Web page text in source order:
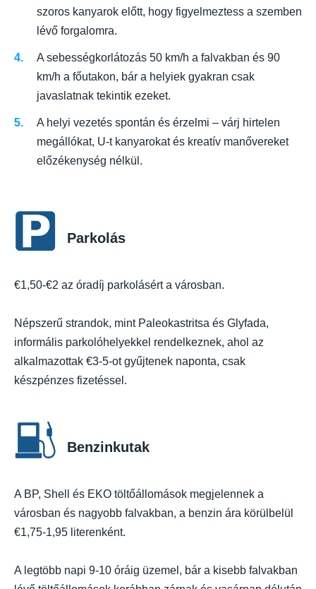
szoros kanyarok előtt, hogy figyelmeztess a szemben
lévő forgalomra.
A sebességkorlátozás 50 km/h a falvakban és 90
km/h a főutakon, bár a helyiek gyakran csak
javaslatnak tekintik ezeket.
A helyi vezetés spontán és érzelmi – várj hirtelen
megállókat, U-t kanyarokat és kreatív manővereket
előzékenység nélkül.
Parkolás
€1,50-€2 az óradíj parkolásért a városban.
Népszerű strandok, mint Paleokastritsa és Glyfada,
informális parkolóhelyekkel rendelkeznek, ahol az
alkalmazottak €3-5-ot gyűjtenek naponta, csak
készpénzes fizetéssel.
Benzinkutak
A BP, Shell és EKO töltőállomások megjelennek a
városban és nagyobb falvakban, a benzin ára körülbelül
€1,75-1,95 literenként.
A legtöbb napi 9-10 óráig üzemel, bár a kisebb falvakban